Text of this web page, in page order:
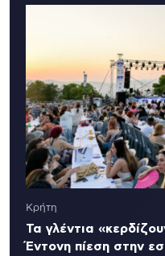
Κρήτη
Τα γλέντια
Έντονη πίεση στην